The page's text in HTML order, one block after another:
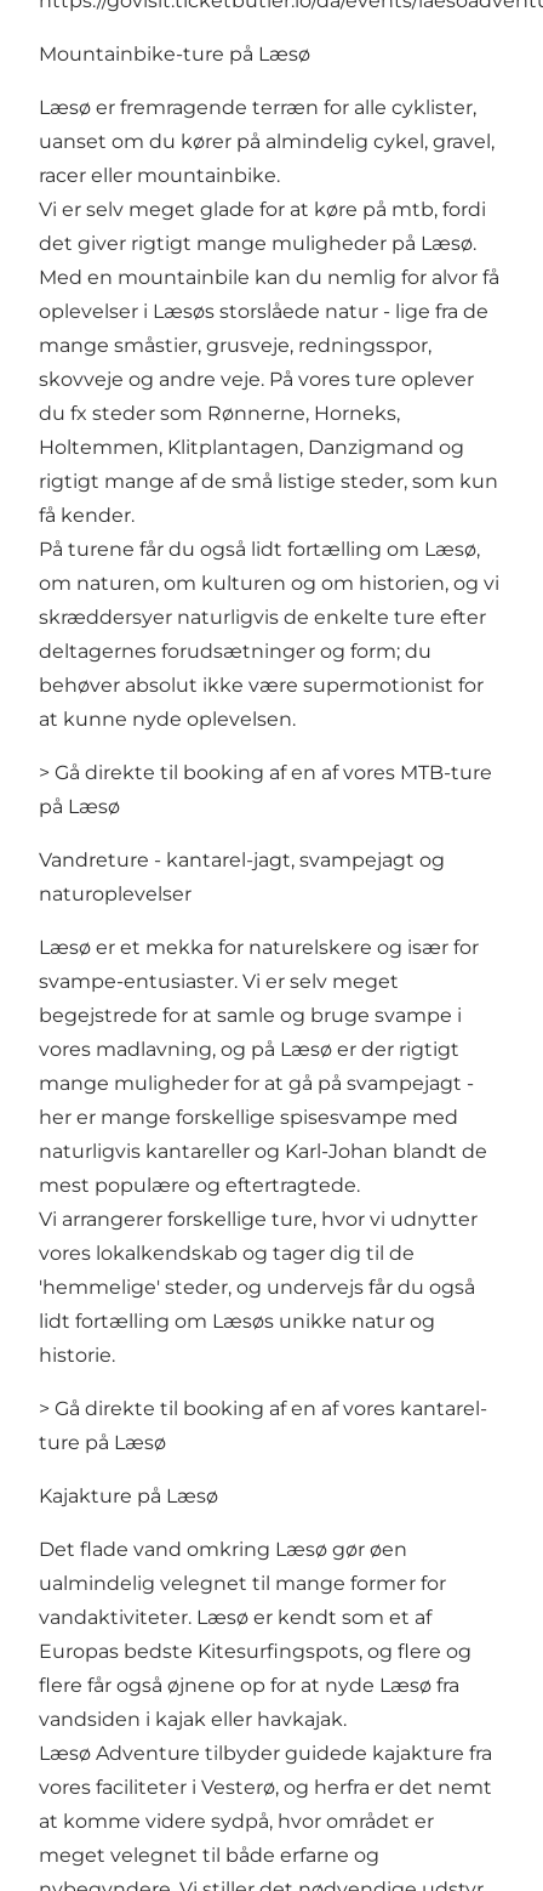
Mountainbike-ture på Læsø
Læsø er fremragende terræn for alle cyklister,
uanset om du kører på almindelig cykel, gravel,
racer eller mountainbike.
Vi er selv meget glade for at køre på mtb, fordi
det giver rigtigt mange muligheder på Læsø.
Med en mountainbile kan du nemlig for alvor få
oplevelser i Læsøs storslåede natur - lige fra de
mange småstier, grusveje, redningsspor,
skovveje og andre veje. På vores ture oplever
du fx steder som Rønnerne, Horneks,
Holtemmen, Klitplantagen, Danzigmand og
rigtigt mange af de små listige steder, som kun
få kender.
På turene får du også lidt fortælling om Læsø,
om naturen, om kulturen og om historien, og vi
skræddersyer naturligvis de enkelte ture efter
deltagernes forudsætninger og form; du
behøver absolut ikke være supermotionist for
at kunne nyde oplevelsen.
> Gå direkte til booking af en af vores MTB-ture
på Læsø
Vandreture - kantarel-jagt, svampejagt og
naturoplevelser
Læsø er et mekka for naturelskere og især for
svampe-entusiaster. Vi er selv meget
begejstrede for at samle og bruge svampe i
vores madlavning, og på Læsø er der rigtigt
mange muligheder for at gå på svampejagt -
her er mange forskellige spisesvampe med
naturligvis kantareller og Karl-Johan blandt de
mest populære og eftertragtede.
Vi arrangerer forskellige ture, hvor vi udnytter
vores lokalkendskab og tager dig til de
'hemmelige' steder, og undervejs får du også
lidt fortælling om Læsøs unikke natur og
historie.
> Gå direkte til booking af en af vores kantarel-
ture på Læsø
Kajakture på Læsø
Det flade vand omkring Læsø gør øen
ualmindelig velegnet til mange former for
vandaktiviteter. Læsø er kendt som et af
Europas bedste Kitesurfingspots, og flere og
flere får også øjnene op for at nyde Læsø fra
vandsiden i kajak eller havkajak.
Læsø Adventure tilbyder guidede kajakture fra
vores faciliteter i Vesterø, og herfra er det nemt
at komme videre sydpå, hvor området er
meget velegnet til både erfarne og